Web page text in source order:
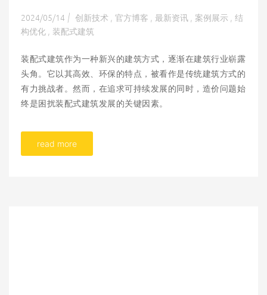
2024/05/14 | 创新技术 官方博客 最新资讯 案例展示 结
构优化 装配式建筑
装配式建筑作为一种新兴的建筑方式，逐渐在建筑行业崭露
头角。它以其高效、环保的特点，被看作是传统建筑方式的
有力挑战者。然而，在追求可持续发展的同时，造价问题始
终是困扰装配式建筑发展的关键因素。
read more